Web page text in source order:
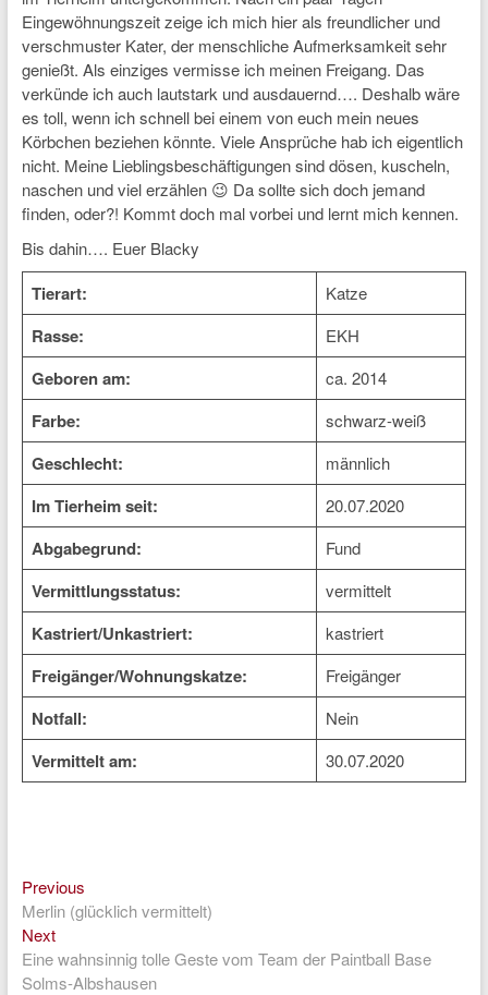
Eingewöhnungszeit zeige ich mich hier als freundlicher und
verschmuster Kater, der menschliche Aufmerksamkeit sehr
genießt. Als einziges vermisse ich meinen Freigang. Das
verkünde ich auch lautstark und ausdauernd…. Deshalb wäre
es toll, wenn ich schnell bei einem von euch mein neues
Körbchen beziehen könnte. Viele Ansprüche hab ich eigentlich
nicht. Meine Lieblingsbeschäftigungen sind dösen, kuscheln,
naschen und viel erzählen 😉 Da sollte sich doch jemand
finden, oder?! Kommt doch mal vorbei und lernt mich kennen.
Bis dahin…. Euer Blacky
Tierart: Katze
Rasse: EKH
Geboren am: ca. 2014
Farbe: schwarz-weiß
Geschlecht: männlich
Im Tierheim seit: 20.07.2020
Abgabegrund: Fund
Vermittlungsstatus: vermittelt
Kastriert/Unkastriert: kastriert
Freigänger/Wohnungskatze: Freigänger
Notfall: Nein
Vermittelt am: 30.07.2020
Beitragsnavigation
PreviousPrevious
post:
Merlin (glücklich vermittelt)
NextNext
post:
Eine wahnsinnig tolle Geste vom Team der Paintball Base
Solms-Albshausen